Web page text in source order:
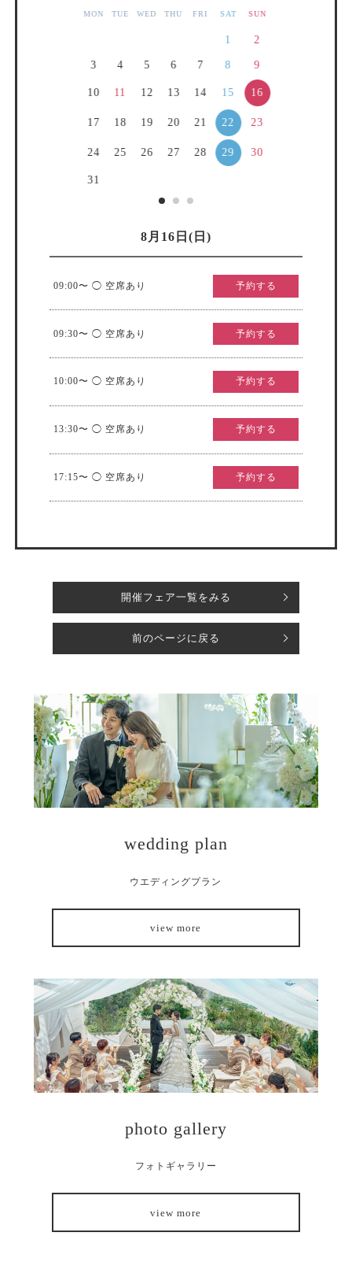
MON TUE WED THU FRI SAT SUN
1 2
3 4 5 6 7 8 9
10 11 12 13 14 15 16
17 18 19 20 21 22 23
24 25 26 27 28 29 30
31
8月16日(日)
09:00〜 ◯ 空席あり 予約する
09:30〜 ◯ 空席あり 予約する
10:00〜 ◯ 空席あり 予約する
13:30〜 ◯ 空席あり 予約する
17:15〜 ◯ 空席あり 予約する
開催フェア一覧をみる
前のページに戻る
wedding plan
ウエディングプラン
view more
photo gallery
フォトギャラリー
view more